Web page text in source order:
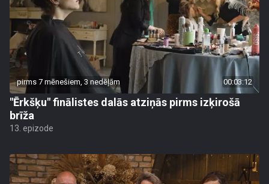
pirms 7 mēnešiem, 3 nedēļām 00:03:12
"Ērkšķu" finālistes dalās atziņās pirms izķirošā
brīža
13. epizode